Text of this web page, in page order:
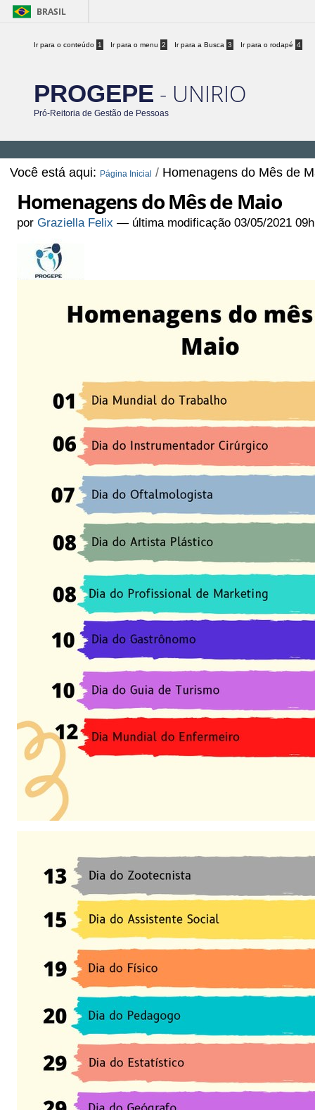
BRASIL
Ir para o conteúdo 1 Ir para o menu 2 Ir para a Busca 3 Ir para o rodapé 4
PROGEPE - UNIRIO
Pró-Reitoria de Gestão de Pessoas
Você está aqui: Página Inicial / Homenagens do Mês de
Homenagens do Mês de Maio
porGraziella Felix — última modificação 03/05/2021